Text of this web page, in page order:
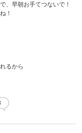
、早朝お手てつないで！
！
るから